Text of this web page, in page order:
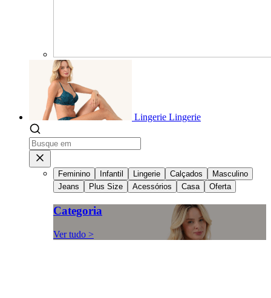
Lingerie Lingerie
Feminino Infantil Lingerie Calçados
Masculino
Jeans
Plus Size Acessórios Casa Oferta
Categoria
Ver tudo >